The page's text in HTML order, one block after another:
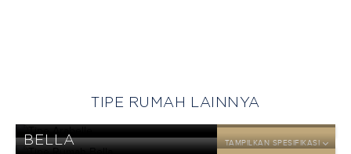
TIPE RUMAH LAINNYA
BELLA TAMPILKAN SPESIFIKASI